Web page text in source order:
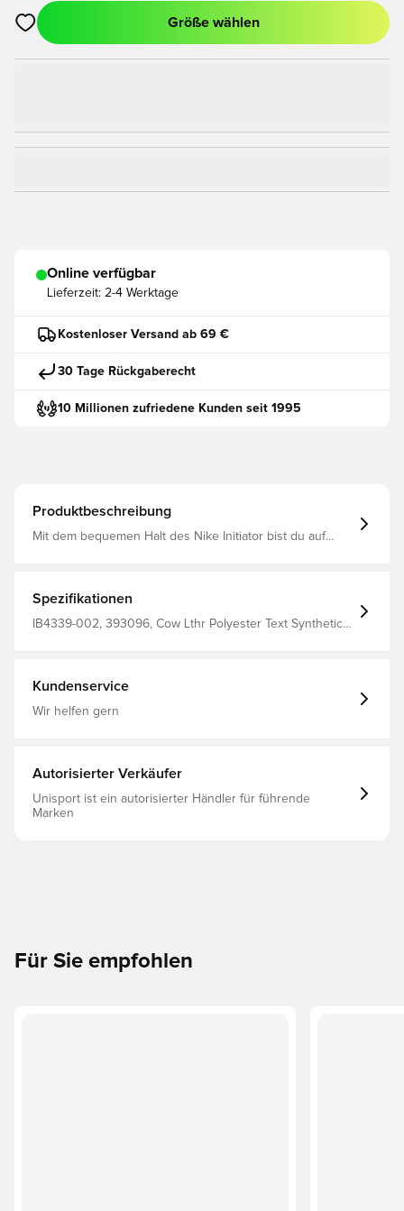
Öffnet ein Fenster zum Anmelden oder Registrieren als
Größe wählen
Online verfügbar
Lieferzeit: 2-4 Werktage
Kostenloser Versand ab 69 €
30 Tage Rückgaberecht
10 Millionen zufriedene Kunden seit 1995
Produktbeschreibung
Mit dem bequemen Halt des Nike Initiator bist du auf
treten.
Spezifikationen
IB4339-002, 393096, Cow Lthr Polyester Text Synthetic
Kundenservice
Wir helfen gern
Autorisierter Verkäufer
Unisport ist ein autorisierter Händler für führende
Marken
Für Sie empfohlen